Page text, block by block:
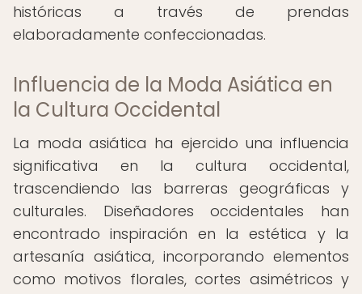
históricas a través de prendas
elaboradamente confeccionadas.
Influencia de la Moda Asiática en
la Cultura Occidental
La moda asiática ha ejercido una influencia
significativa en la cultura occidental,
trascendiendo las barreras geográficas y
culturales. Diseñadores occidentales han
encontrado inspiración en la estética y la
artesanía asiática, incorporando elementos
como motivos florales, cortes asimétricos y